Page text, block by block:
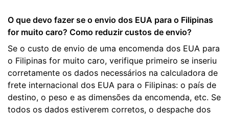
O que devo fazer se o envio dos EUA para o Filipinas
for muito caro? Como reduzir custos de envio?
Se o custo de envio de uma encomenda dos EUA para
o Filipinas for muito caro, verifique primeiro se inseriu
corretamente os dados necessários na calculadora de
frete internacional dos EUA para o Filipinas: o país de
destino, o peso e as dimensões da encomenda, etc. Se
todos os dados estiverem corretos, o despache dos